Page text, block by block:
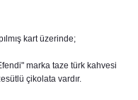
kart üzerinde;
marka taze türk kahvesi
çikolata vardır.